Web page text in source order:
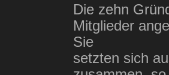
Die zehn
Mitglieder
Sie
setzten sich